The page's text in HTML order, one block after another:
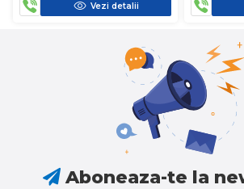
Vezi detalii
Aboneaza-te la